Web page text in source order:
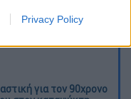
Privacy Policy
για τον 90χρονο